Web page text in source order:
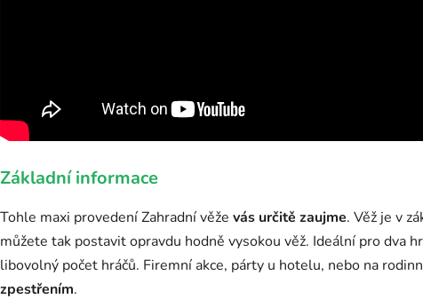
Základní informace
Tohle maxi provedení Zahradní věže vás určitě zaujme. Věž je v
můžete tak postavit opravdu hodně vysokou věž. Ideální pro dva
libovolný počet hráčů. Firemní akce, párty u hotelu, nebo na
zpestřením.